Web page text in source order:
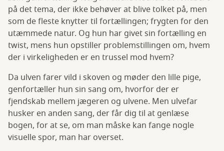
på det tema, der ikke behøver at blive tolket på, men
som de fleste knytter til fortællingen; frygten for den
utæmmede natur. Og hun har givet sin fortælling en
twist, mens hun opstiller problemstillingen om, hvem
der i virkeligheden er en trussel mod hvem?
Da ulven farer vild i skoven og møder den lille pige,
genfortæller hun sin sang om, hvorfor der er
fjendskab mellem jægeren og ulvene. Men ulvefar
husker en anden sang, der får dig til at genlæse
bogen, for at se, om man måske kan fange nogle
visuelle spor, man har overset.